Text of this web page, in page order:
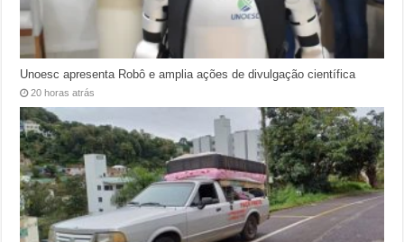
Unoesc apresenta Robô e amplia ações de divulgação científica
20 horas atrás